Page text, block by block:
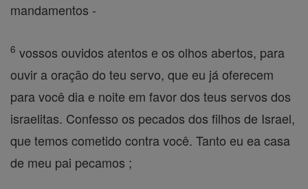
mandamentos -
6 vossos ouvidos atentos e os olhos abertos, para
ouvir a oração do teu servo, que eu já oferecem
para você dia e noite em favor dos teus servos dos
israelitas. Confesso os pecados dos filhos de Israel,
que temos cometido contra você. Tanto eu ea casa
de meu pai pecamos ;